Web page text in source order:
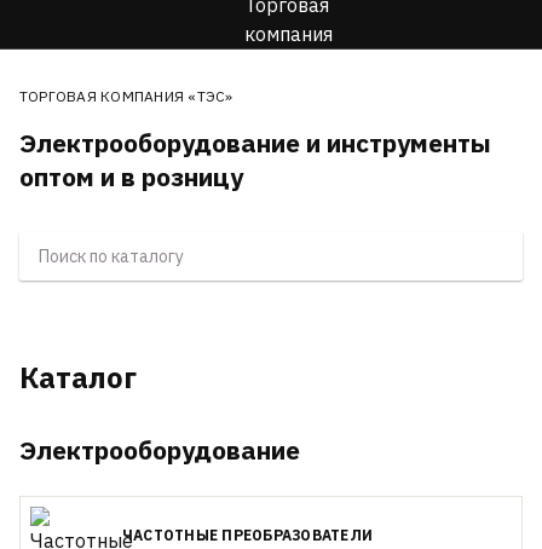
ТОРГОВАЯ КОМПАНИЯ «ТЭС»
Электрооборудование и инструменты
оптом и в розницу
Каталог
Электрооборудование
ЧАСТОТНЫЕ ПРЕОБРАЗОВАТЕЛИ